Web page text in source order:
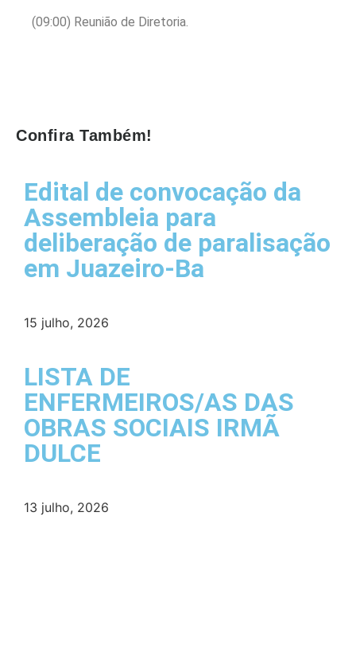
(09:00) Reunião de Diretoria.
Confira Também!
Edital de convocação da
Assembleia para
deliberação de paralisação
em Juazeiro-Ba
15 julho, 2026
LISTA DE
ENFERMEIROS/AS DAS
OBRAS SOCIAIS IRMÃ
DULCE
13 julho, 2026